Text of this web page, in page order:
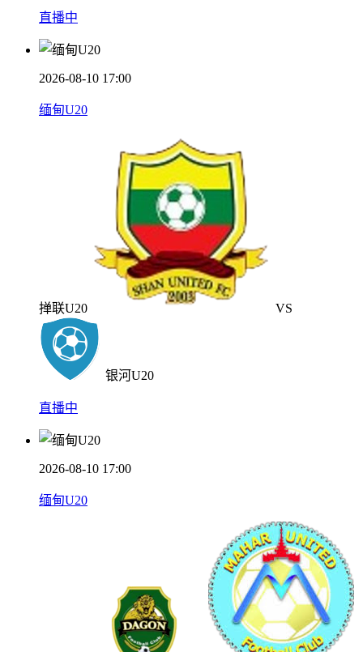
直播中
2026-08-10 17:00
缅甸U20
掸联U20 VS
银河U20
直播中
2026-08-10 17:00
缅甸U20